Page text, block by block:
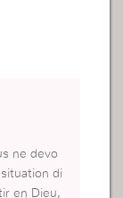
ne devo
di
en Dieu,